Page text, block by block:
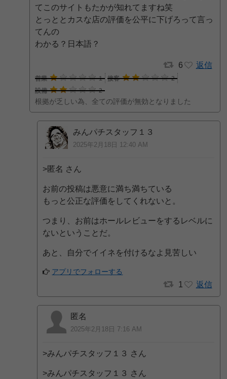
てこのサイトもたかが知れてますね笑
とっととカスな店の評価を公平に下げろって言っ
てんの
わかる？日本語？
6 返信
営業 1 接客
2
設備
2
根拠が乏しい為、全ての評価が無効となりました
みんパチスタッフ１３
2025年2月18日 12:40 AM
>匿名 さん
お前の投稿は悪意に満ち満ちている
もっと公正な評価をしてくれないと。
つまり、お前はホールレビューをするレベルに
ないということだ。
あと、自分でイイネを付けるなよ見苦しい
アプリでフォローする
1 返信
匿名
2025年2月18日 7:16 AM
>みんパチスタッフ１３ さん
>みんパチスタッフ１３ さん